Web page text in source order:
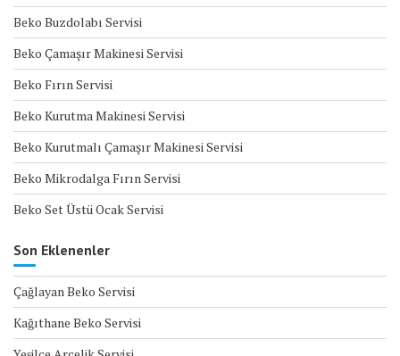
Beko Buzdolabı Servisi
Beko Çamaşır Makinesi Servisi
Beko Fırın Servisi
Beko Kurutma Makinesi Servisi
Beko Kurutmalı Çamaşır Makinesi Servisi
Beko Mikrodalga Fırın Servisi
Beko Set Üstü Ocak Servisi
Son Eklenenler
Çağlayan Beko Servisi
Kağıthane Beko Servisi